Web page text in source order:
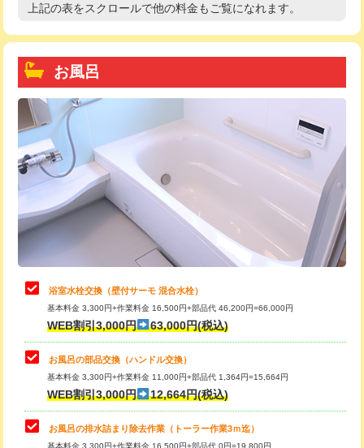
高度高圧洗浄換 現地調査
トーラー機使用/3mまで
追加トーラー機使用/3m超え
カメラ調査 33,000円
桝清掃 8,800円
止水・漏水調査・防水処理・清掃・修
理・調整・分解・加工など（軽作業）
止水・漏水調査・防水処理・清掃・修
理・調整・分解・加工など（中作業）
22,000円
止水・漏水調査・防水処理・清掃・修
理・調整・分解・加工など（重作業）
33,000円
トイレタンク脱着
トイレ便器脱着
タンクレストイレ脱着 33,000円
上記の表をスクロールで他の料金もご覧になれます。
お風呂
浴室水栓交換（壁付サーモ 混合水栓）
基本料金 3,300円+作業料金 16,500円+部品代 46,200円=66,000円
WEB割引3,000円 63,000円(税込)
お風呂の部品交換（ハンドル交換）
基本料金 3,300円+作業料金 11,000円+部品代 1,364円=15,664円
WEB割引3,000円 12,664円(税込)
お風呂の排水詰まり除去作業（トーラー作業3ｍ迄）
基本料金 3,300円+作業料金 16,500円+部品代 0円=19,800円